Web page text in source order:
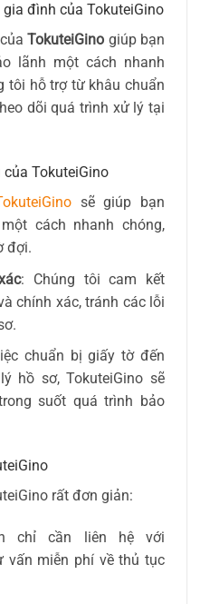
đình của TokuteiGino
củaTokuteiGino giúp bạn
lãnh một cách nhanh
tôi hỗ trợ từ khâu chuẩn
dõi quá trình xử lý tại
TokuteiGino
sẽ giúp bạn
cách nhanh chóng,
đợi.
: Chúng tôi cam kết
chính xác, tránh các lỗi
chuẩn bị giấy tờ đến
hồ sơ, TokuteiGino sẽ
suốt quá trình bảo
rất đơn giản:
chỉ cần liên hệ với
vấn miễn phí về thủ tục